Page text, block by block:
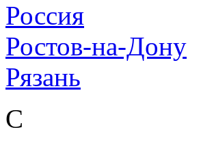
Россия
Ростов-на-Дону
Рязань
С